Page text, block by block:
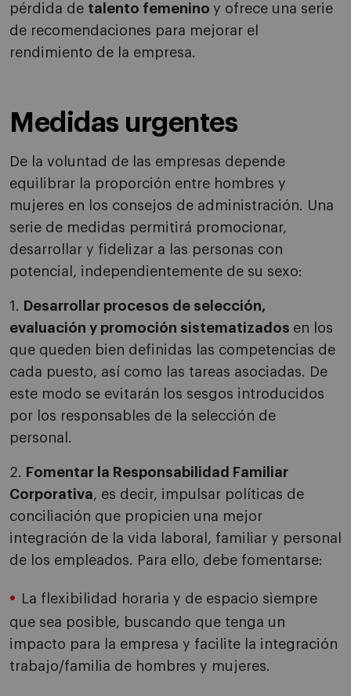
pérdida de talento femenino y ofrece una serie
de recomendaciones para mejorar el
rendimiento de la empresa.
Medidas urgentes
De la voluntad de las empresas depende
equilibrar la proporción entre hombres y
mujeres en los consejos de administración. Una
serie de medidas permitirá promocionar,
desarrollar y fidelizar a las personas con
potencial, independientemente de su sexo:
1. Desarrollar procesos de selección,
evaluación y promoción sistematizados en los
que queden bien definidas las competencias de
cada puesto, así como las tareas asociadas. De
este modo se evitarán los sesgos introducidos
por los responsables de la selección de
personal.
2. Fomentar la Responsabilidad Familiar
Corporativa, es decir, impulsar políticas de
conciliación que propicien una mejor
integración de la vida laboral, familiar y personal
de los empleados. Para ello, debe fomentarse:
La flexibilidad horaria y de espacio siempre
que sea posible, buscando que tenga un
impacto para la empresa y facilite la integración
trabajo/familia de hombres y mujeres.